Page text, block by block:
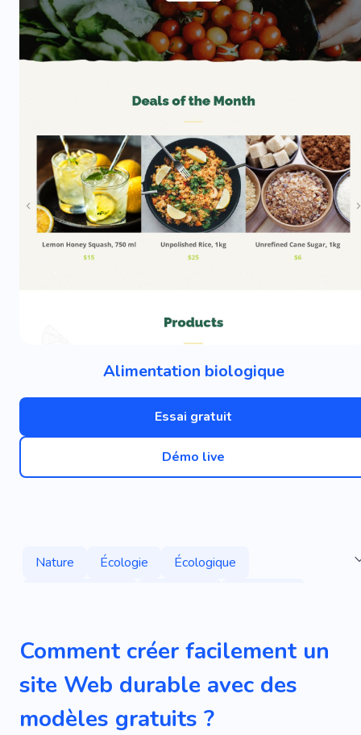
Alimentation biologique
Essai gratuit
Démo live
Nature Écologie
Écologique
Énergie Renouvelable
Oxygène
Plantations
Le Réchauffement Climatique
Grains
Plantation D'arbres
Produit
Comment créer facilement un
site Web durable avec des
modèles gratuits ?